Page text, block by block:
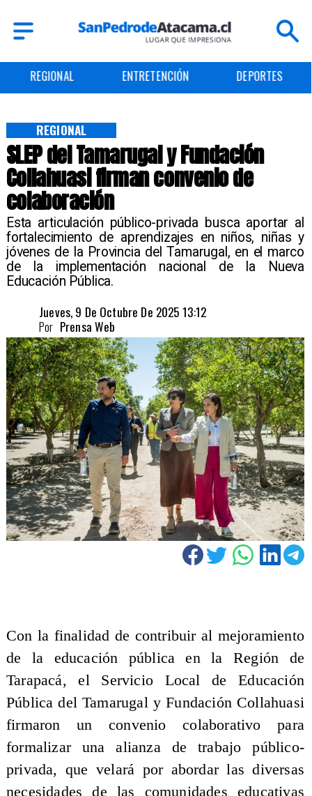
ENTRETENCIÓN DEPORTES CULTURA
SLEP del Tamarugal y Fundación
Collahuasi firman convenio de
colaboración
Esta articulación público-privada busca aportar al
fortalecimiento de aprendizajes en niños, niñas y
jóvenes de la Provincia del Tamarugal, en el marco
de la implementación nacional de la Nueva
Educación Pública.
REGIONAL
Jueves, 9 De Octubre De 2025 13:12
Prensa Web
Por
​Con la finalidad de contribuir al mejoramiento
de la educación pública en la Región de
Tarapacá, el Servicio Local de Educación
Pública del Tamarugal y Fundación Collahuasi
firmaron un convenio colaborativo para
formalizar una alianza de trabajo público-
privada, que velará por abordar las diversas
necesidades de las comunidades educativas